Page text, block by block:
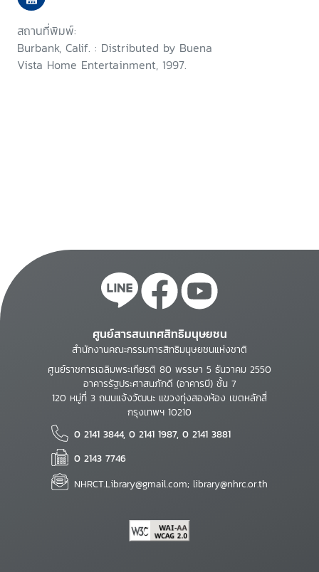
สถานที่พิมพ์:
Burbank, Calif. : Distributed by Buena
Vista Home Entertainment, 1997.
ศูนย์สารสนเทศสิทธิมนุษยชน
สำนักงานคณะกรรมการสิทธิมนุษยชนแห่งชาติ
ศูนย์ราชการเฉลิมพระเกียรติ 80 พรรษา 5 ธันวาคม 2550
อาคารรัฐประศาสนภักดี (อาคารบี) ชั้น 7
120 หมู่ที่ 3 ถนนแจ้งวัฒนะ แขวงทุ่งสองห้อง เขตหลักสี่
กรุงเทพฯ 10210
0 2141 3844, 0 2141 1987, 0 2141 3881
0 2143 7746
NHRCT.Library@gmail.com; library@nhrc.or.th